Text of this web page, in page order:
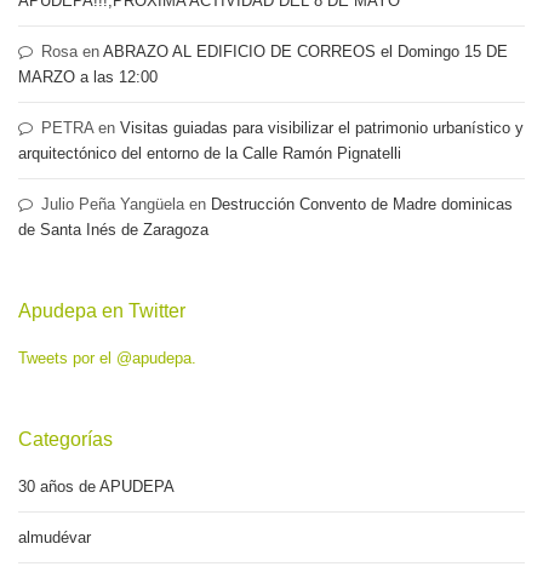
Rosaen ABRAZO AL EDIFICIO DE CORREOS el Domingo 15 DE
MARZO a las 12:00
PETRAen Visitas guiadas para visibilizar el patrimonio urbanístico y
arquitectónico del entorno de la Calle Ramón Pignatelli
Julio Peña Yangüelaen Destrucción Convento de Madre dominicas
de Santa Inés de Zaragoza
Apudepa en Twitter
Tweets por el @apudepa.
Categorías
30 años de APUDEPA
almudévar